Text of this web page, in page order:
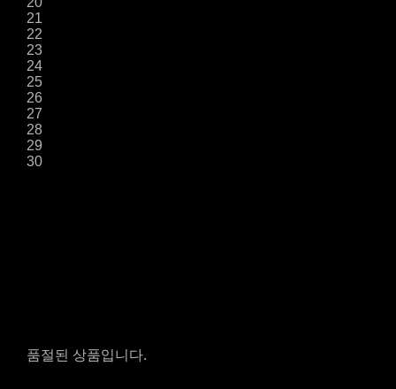
21
22
23
24
25
26
27
28
29
30
품절된 상품입니다.